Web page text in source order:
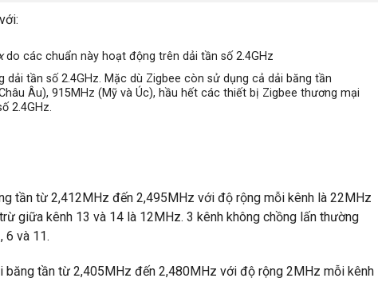
do các chuẩn này hoạt động trên dải tần số 2.4GHz
dải tần số 2.4GHz. Mặc dù Zigbee còn sử dụng cả dải băng tần
Âu), 915MHz (Mỹ và Úc), hầu hết các thiết bị Zigbee thương mại
2.4GHz.
tần từ 2,412MHz đến 2,495MHz với độ rộng mỗi kênh là 22MHz
giữa kênh 13 và 14 là 12MHz. 3 kênh không chồng lấn thường
6 và 11.
tần từ 2,405MHz đến 2,480MHz với độ rộng 2MHz mỗi kênh